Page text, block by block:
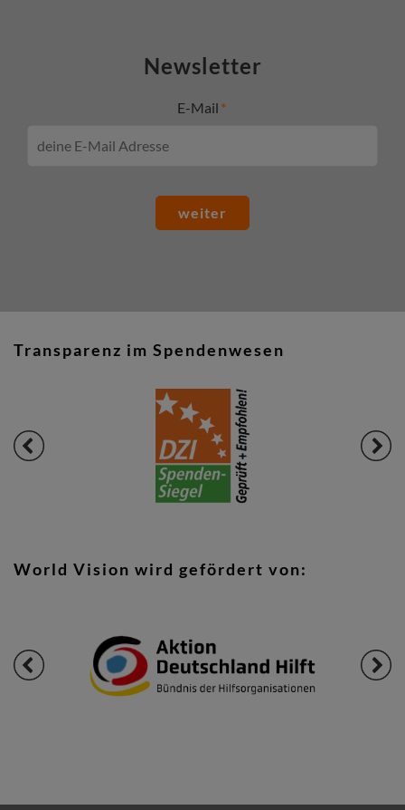
Newsletter
E-Mail
weiter
Transparenz im Spendenwesen
World Vision wird gefördert von: